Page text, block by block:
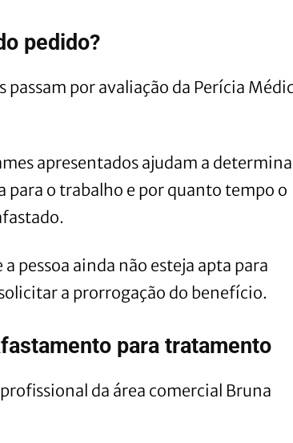
pedido?
por avaliação da Perícia
apresentados ajudam a
para o trabalho e por quanto tempo o
pessoa ainda não esteja apta para
a prorrogação do benefício.
para tratamento
da área comercial Bruna